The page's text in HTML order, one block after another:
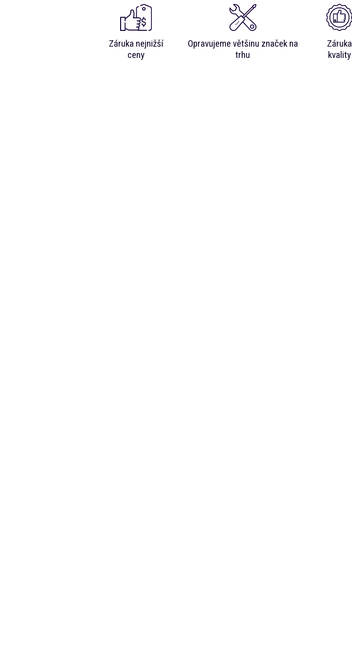
Záruka nejnižší
ceny
Opravujeme většinu značek na
trhu
Záruka
kvality